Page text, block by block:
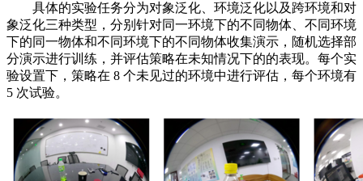
具体的实验任务分为对象泛化、环境泛化以及跨环境和对
象泛化三种类型，分别针对同一环境下的不同物体、不同环境
下的同一物体和不同环境下的不同物体收集演示，随机选择部
分演示进行训练，并评估策略在未知情况下的的表现。每个实
验设置下，策略在 8 个未见过的环境中进行评估，每个环境有
5 次试验。